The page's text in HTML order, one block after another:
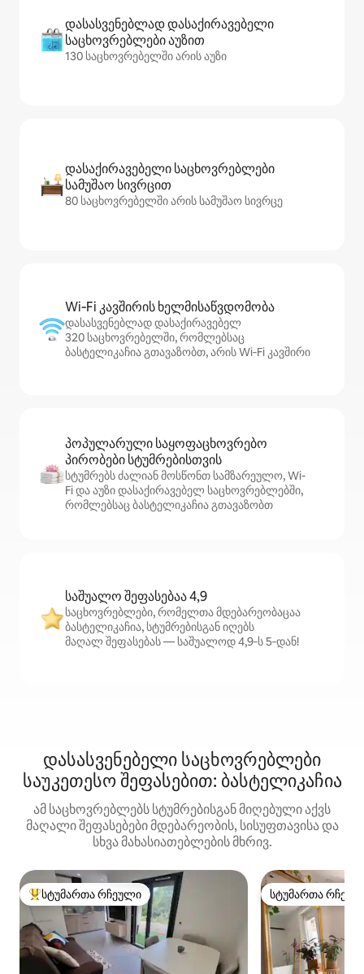
დასასვენებლად დასაქირავებელი
საცხოვრებლები აუზით
130 საცხოვრებელში არის აუზი
დასაქირავებელი საცხოვრებლები
სამუშაო სივრცით
80 საცხოვრებელში არის სამუშაო სივრცე
Wi‑Fi კავშირის ხელმისაწვდომობა
დასასვენებლად დასაქირავებელ
320 საცხოვრებელში, რომლებსაც
ბასტელიკაჩია გთავაზობთ, არის Wi‑Fi კავშირი
პოპულარული საყოფაცხოვრებო
პირობები სტუმრებისთვის
სტუმრებს ძალიან მოსწონთ სამზარეულო, Wi-
Fi და აუზი დასაქირავებელ საცხოვრებლებში,
რომლებსაც ბასტელიკაჩია გთავაზობთ
საშუალო შეფასებაა 4,9
საცხოვრებლები, რომელთა მდებარეობაცაა
ბასტელიკაჩია, სტუმრებისგან იღებს
მაღალ შეფასებას — საშუალოდ 4,9‑ს 5‑დან!
დასასვენებელი საცხოვრებლები
საუკეთესო შეფასებით: ბასტელიკაჩია
ამ საცხოვრებლებს სტუმრებისგან მიღებული აქვს
მაღალი შეფასებები მდებარეობის, სისუფთავისა და
სხვა მახასიათებლების მხრივ.
სტუმართა რჩეული მოწინავე ვარიანტი
სტუმართა რჩეული სტუმართა
სტუმართა